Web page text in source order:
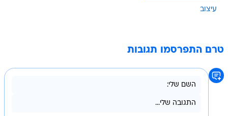
עיצוב
טרם התפרסמו תגובות